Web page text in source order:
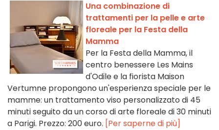
Una combinazione di
trattamenti per la pelle e arte
floreale per la Festa della
Mamma
Per la Festa della Mamma, il
centro benessere Les Mains
d'Odile e la fiorista Maison
Vertumne propongono un'esperienza speciale per le
mamme: un trattamento viso personalizzato di 45
minuti seguito da un corso di arte floreale di 30 minuti
a Parigi. Prezzo: 200 euro. [Per saperne di più]